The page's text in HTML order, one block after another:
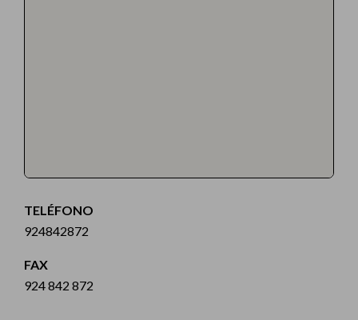
TELÉFONO
924842872
FAX
924 842 872